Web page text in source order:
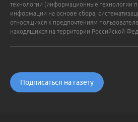
технологии (информационные технологии
информации на основе сбора,
относящихся к предпочтениям
находящихся на территории Российской
Подписаться на газету